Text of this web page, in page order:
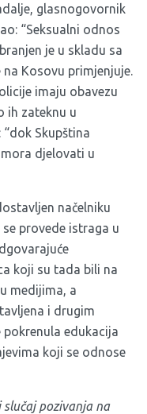
glasnogovornik
“Seksualni odnos
je u skladu sa
Kosovu primjenjuje.
imaju obavezu
ih zateknu u
Skupština
djelovati u
načelniku
provede istraga u
koji su tada bili na
medijima, a
i drugim
edukacija
koji se odnose
slučaj pozivanja na